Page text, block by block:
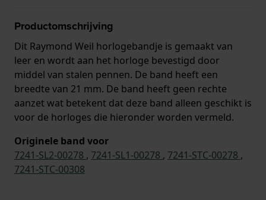
Productomschrijving
Dit Raymond Weil horlogebandje is gemaakt van
leer en wordt aan het horloge bevestigd door
middel van stalen pennen. De band heeft een
breedte van 21 mm. De band heeft geen rechte
aanzet wat betekent dat deze band alleen geschikt is
voor de horloges die hieronder worden vermeld.
Originele band voor
7241-SL2-00278 , 7241-SL1-00278 , 7241-STC-00278 ,
7241-STC-00308